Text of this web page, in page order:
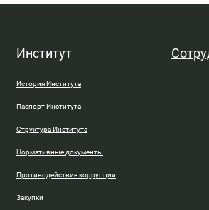
Институт
История Института
Паспорт Института
Структура Института
Нормативные документы
Противодействие коррупции
Закупки